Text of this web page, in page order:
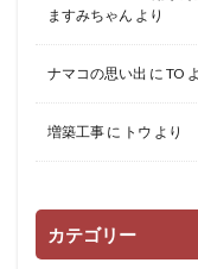
ますみちゃん より
ナマコの思い出 に TO
増築工事 に トウ より
カテゴリー